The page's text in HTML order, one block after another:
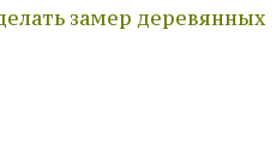
замер деревянных